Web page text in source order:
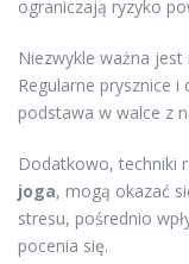
ograniczają ryzyko
Niezwykle ważna jest
Regularne prysznice
podstawa w walce z
Dodatkowo, techniki
joga, mogą okazać
stresu, pośrednio
pocenia się.